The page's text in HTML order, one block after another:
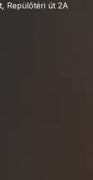
Repülőtéri út 2A